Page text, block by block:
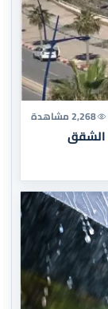
2,268 مشاهدة
الشقق